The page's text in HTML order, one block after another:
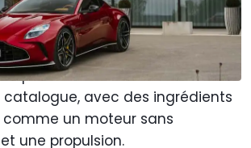
Ajouter Motor1.com en tant que
source préférée sur Google
Vantagefigurait déjà parmi les
plaisantes à conduire
catalogue, avec des ingrédients
un moteur sans
une propulsion.